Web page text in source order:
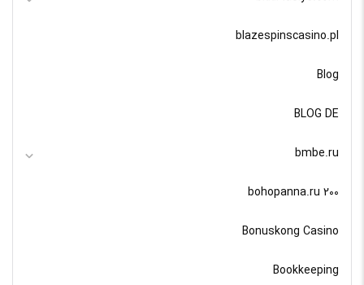
blazespinscasino.pl
Blog
BLOG DE
bmbe.ru
bohopanna.ru 200
Bonuskong Casino
Bookkeeping